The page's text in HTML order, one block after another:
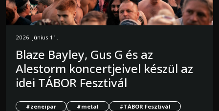
2026. június 11.
Blaze Bayley, Gus G és az
Alestorm koncertjeivel készül az
idei TÁBOR Fesztivál
#zeneipar #metal
#TÁBOR Fesztivál